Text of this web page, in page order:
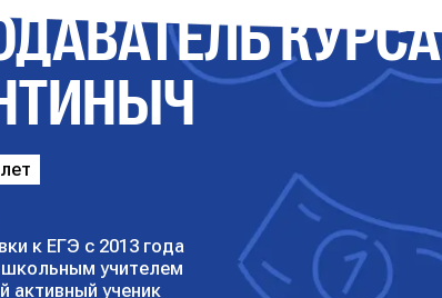
КУРСА
к ЕГЭ с 2013 года
школьным учителем
активный ученик